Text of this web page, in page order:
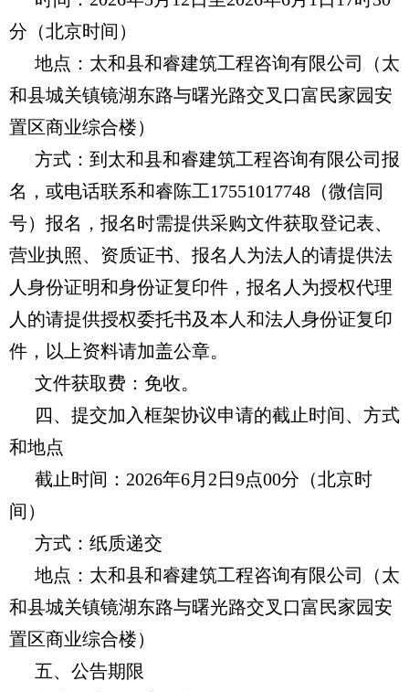
分 （北京时间 ）
地点：太和县和睿建筑工程咨询有限公司（太
和县城关镇镜湖东路与曙光路交叉口富民家园安
置区商业综合楼）
方式：到 太和县和睿建筑工程咨询有限公司 报
名，或电话联系和睿陈工17551017748（微信同
号）报名，报名时需提供采购文件获取登记表、
营业执照、资质证书、报名人为法人的请提供法
人身份证明和身份证复印件，报名人为授权代理
人的请提供授权委托书及本人和法人身份证复印
件，以上资料请加盖公章。
文件获取费：免收。
四、提交加入框架协议申请的截止时间、方式
和地点
截止时间：2026年6月2日9点00分（北京时
间）
方式：纸质递交
地点：太和县和睿建筑工程咨询有限公司（太
和县城关镇镜湖东路与曙光路交叉口富民家园安
置区商业综合楼）
五、公告期限